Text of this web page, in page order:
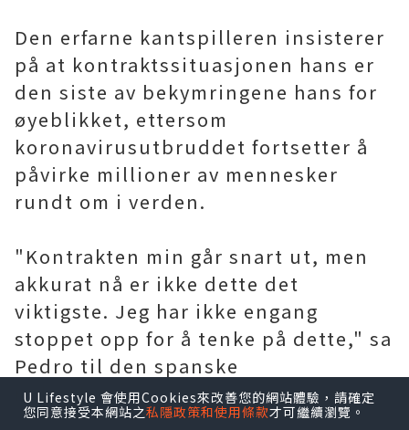
Den erfarne kantspilleren insisterer
på at kontraktssituasjonen hans er
den siste av bekymringene hans for
øyeblikket, ettersom
koronavirusutbruddet fortsetter å
påvirke millioner av mennesker
rundt om i verden.
"Kontrakten min går snart ut, men
akkurat nå er ikke dette det
viktigste. Jeg har ikke engang
stoppet opp for å tenke på dette," sa
Pedro til den spanske
radiostasjonen Cadena Ser.
U Lifestyle 會使用Cookies來改善您的網站體驗，請確定
您同意接受本網站之私隱政策和使用條款才可繼續瀏覽。